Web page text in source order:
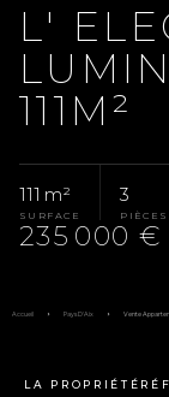
L'
111M²
111 m²
SURFACE
3
PIÈCES
235 000 €
Accueil Pays D'Aix Vente
LA PROPRIÉTÉ